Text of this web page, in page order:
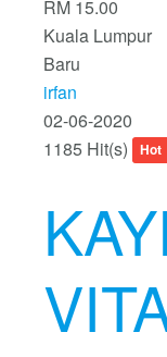
RM 15.00
Kuala Lumpur
Baru
irfan
02-06-2020
1185 Hit(s)
Hot